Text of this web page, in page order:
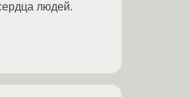
людей.